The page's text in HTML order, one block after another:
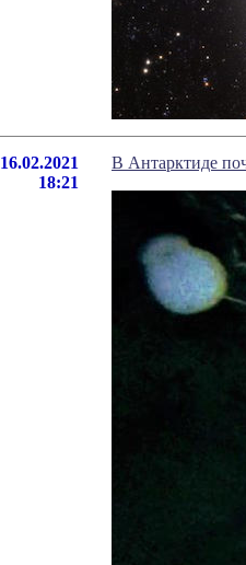
16.02.2021
18:21
В Антарктиде